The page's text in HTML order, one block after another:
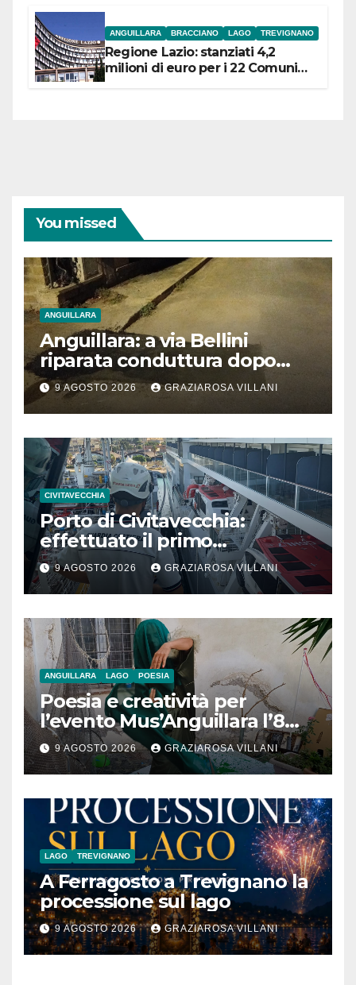
ANGUILLARA BRACCIANO LAGO TREVIGNANO
Regione Lazio: stanziati 4,2
milioni di euro per i 22 Comuni
You missed
ANGUILLARA
Anguillara: a via Bellini
riparata conduttura dopo
segnalazione IdD
9 AGOSTO 2026 GRAZIAROSA VILLANI
CIVITAVECCHIA
Porto di Civitavecchia:
effettuato il primo
rifornimento di GNL ad una
nave da crociera
9 AGOSTO 2026 GRAZIAROSA VILLANI
ANGUILLARA LAGO POESIA
Poesia e creatività per
l’evento Mus’Anguillara l’8
agosto 2026 al Museo
Contadino
9 AGOSTO 2026 GRAZIAROSA VILLANI
LAGO TREVIGNANO
A Ferragosto a Trevignano la
processione sul lago
9 AGOSTO 2026 GRAZIAROSA VILLANI